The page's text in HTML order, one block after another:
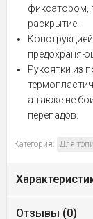
фиксатором,
раскрытие.
Рукоятки из
а также не
перепадов.
Категория: Для
Отзывы (0)